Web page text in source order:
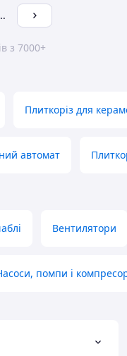
з 7000+
Плиткоріз для
автомат
Вентилятори
помпи і